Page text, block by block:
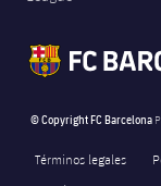
© Copyright FC Barcelona
Términos legales